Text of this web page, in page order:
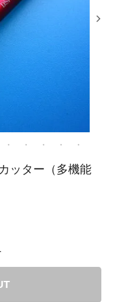
ッター（多機能